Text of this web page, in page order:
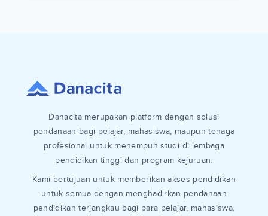
Danacita merupakan platform dengan solusi
pendanaan bagi pelajar, mahasiswa, maupun tenaga
profesional untuk menempuh studi di lembaga
pendidikan tinggi dan program kejuruan.
Kami bertujuan untuk memberikan akses pendidikan
untuk semua dengan menghadirkan pendanaan
pendidikan terjangkau bagi para pelajar, mahasiswa,